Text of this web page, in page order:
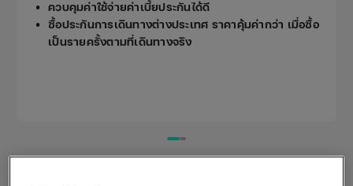
ควบคุมค่าใช้จ่ายค่าเบี้ยประกันได้ดี
ซื้อประกันการเดินทางต่างประเทศ ราคาคุ้มค่ากว่า เมื่อซื้อ
เป็นรายครั้งตามที่เดินทางจริง